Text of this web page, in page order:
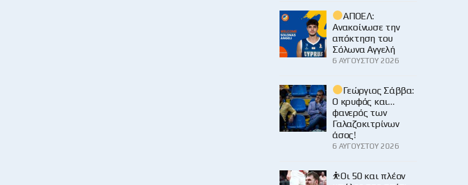
ΑΠΟΕΛ:
Ανακοίνωσε την
απόκτηση του
Σόλωνα Αγγελή
6 ΑΥΓΟΎΣΤΟΥ 2026
Γεώργιος Σάββα:
Ο κρυφός και…
φανερός των
Γαλαζοκιτρίνων
άσος!
6 ΑΥΓΟΎΣΤΟΥ 2026
⛹️Οι 50 και πλέον